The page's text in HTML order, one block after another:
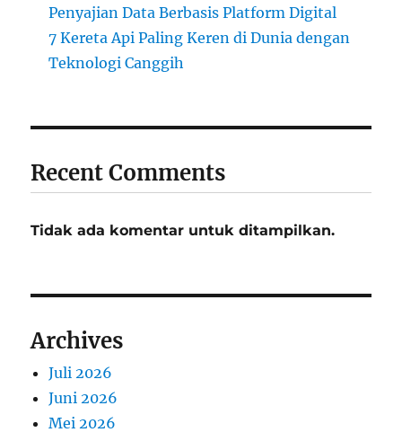
Penyajian Data Berbasis Platform Digital
7 Kereta Api Paling Keren di Dunia dengan
Teknologi Canggih
Recent Comments
Tidak ada komentar untuk ditampilkan.
Archives
Juli 2026
Juni 2026
Mei 2026